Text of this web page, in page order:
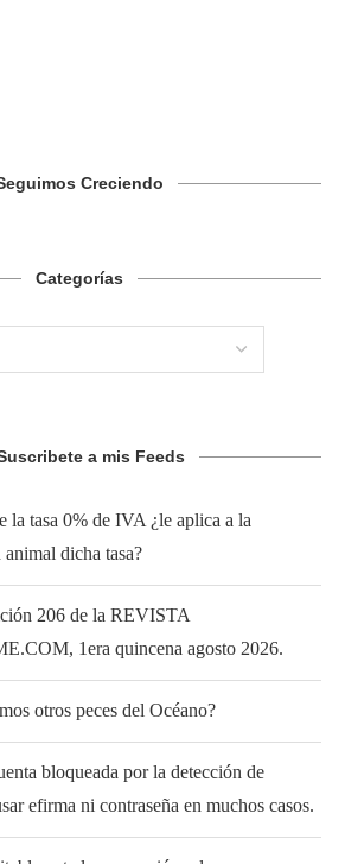
Creciendo
Categorías
a mis Feeds
la tasa 0% de IVA ¿le aplica a la
animal dicha tasa?
206 de la REVISTA
1era quincena agosto 2026.
otros peces del Océano?
bloqueada por la detección de
efirma ni contraseña en muchos casos.